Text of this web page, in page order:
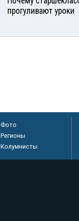
прогуливают уроки
Фото
Регионы
Колумнисты